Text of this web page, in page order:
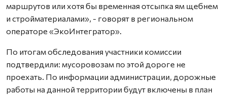
маршрутов или хотя бы временная отсыпка ям щебнем
и стройматериалами», - говорят в региональном
операторе «ЭкоИнтегратор».
По итогам обследования участники комиссии
подтвердили: мусоровозам по этой дороге не
проехать. По информации администрации, дорожные
работы на данной территории будут включены в план